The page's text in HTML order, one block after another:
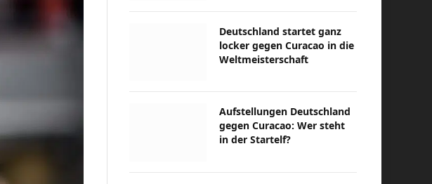
Deutschland startet ganz
locker gegen Curacao in die
Weltmeisterschaft
Aufstellungen Deutschland
gegen Curacao: Wer steht
in der Startelf?